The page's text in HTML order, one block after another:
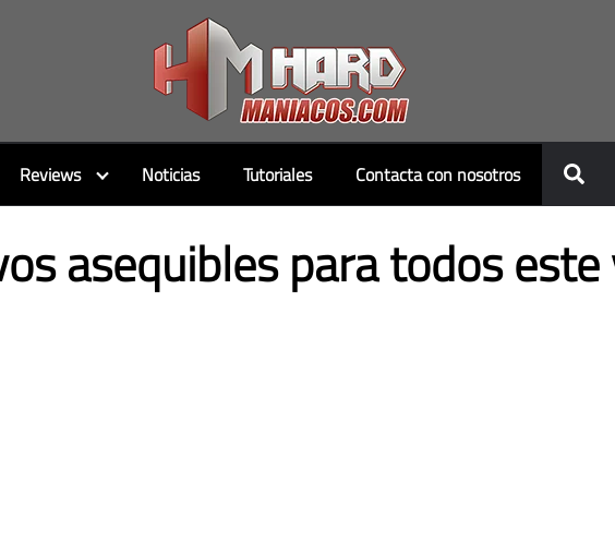
Reviews Noticias Tutoriales Contacta con nosotros
asequibles para todos